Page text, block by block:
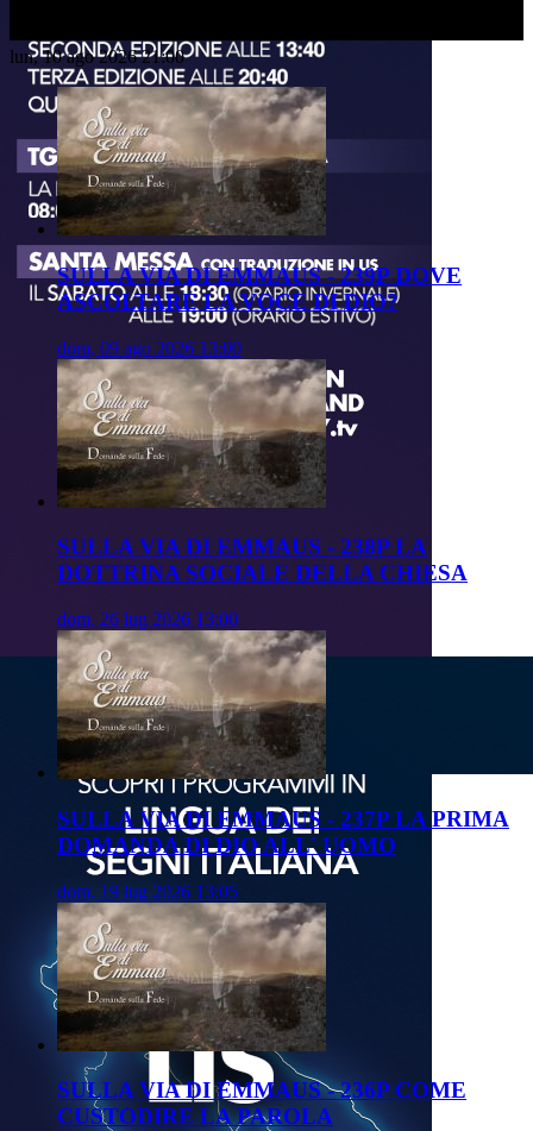
lun, 10 ago 2026 21:00
SULLA VIA DI EMMAUS - 239P DOVE
ASCOLTARE LA VOCE DI DIO?
dom, 09 ago 2026 13:00
SULLA VIA DI EMMAUS - 238P LA
DOTTRINA SOCIALE DELLA CHIESA
dom, 26 lug 2026 13:00
SULLA VIA DI EMMAUS - 237P LA PRIMA
DOMANDA DI DIO ALL' UOMO
dom, 19 lug 2026 13:05
SULLA VIA DI EMMAUS - 236P COME
CUSTODIRE LA PAROLA